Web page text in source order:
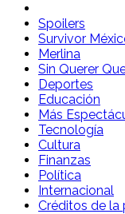
Spoilers Desde la
Sitio con
telenovelas
Spoilers
Survivor
Merlina
Sin Querer
Deportes
Educación
Más
Tecnología
Cultura
Finanzas
Política
Internacional
Créditos de la